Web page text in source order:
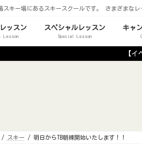
スキー場にあるスキースクールです。 さまざまなレ
ッスン
Lesson
スペシャルレッスン
Special Lesson
キャ
【イ
スキー 明日からTB朝練開始いたします！！